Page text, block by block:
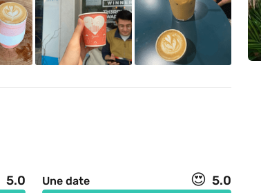
5.0 Une date 😍 5.0